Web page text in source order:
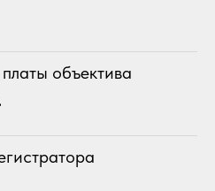
объектива